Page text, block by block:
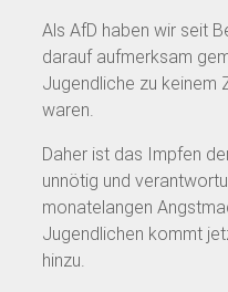
Als AfD haben wir seit
darauf aufmerksam
Jugendliche zu keinem
waren.
Daher ist das Impfen
unnötig und
monatelangen
Jugendlichen kommt
hinzu.